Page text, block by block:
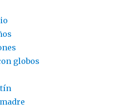
globos